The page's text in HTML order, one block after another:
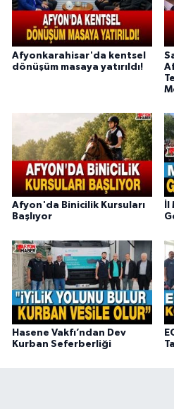
Afyonkarahisar'da kentsel
dönüşüm masaya yatırıldı!
Afyon'da Binicilik Kursuları
Başlıyor
Hasene Vakfı’ndan Dev
Kurban Seferberliği